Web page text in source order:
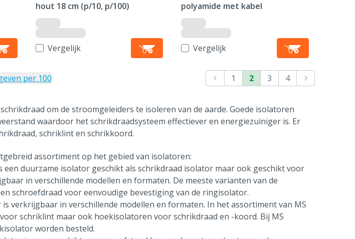
hout 18 cm (p/10, p/100)
Vergelijk
polyamide met kabel
Vergelijk
per 100 1 2 3
4
om de stroomgeleiders te isoleren van de aarde. Goede isolatoren
waardoor het schrikdraadsysteem effectiever en energiezuiniger is. Er
schriklint en schrikkoord.
assortiment op het gebied van isolatoren:
een duurzame isolator geschikt als schrikdraad isolator maar ook geschikt voor
in verschillende modellen en formaten. De meeste varianten van de
schroefdraad voor eenvoudige bevestiging van de ringisolator.
verkrijgbaar in verschillende modellen en formaten. In het assortiment van MS
schriklint maar ook hoekisolatoren voor schrikdraad en -koord. Bij MS
worden besteld.